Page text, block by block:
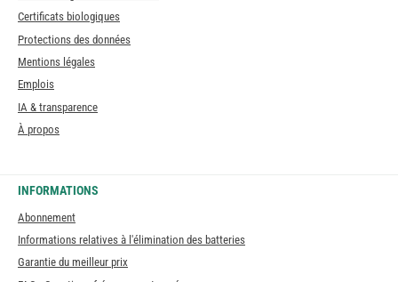
Certificats biologiques
Protections des données
Mentions légales
Emplois
IA & transparence
À propos
INFORMATIONS
Abonnement
Informations relatives à l'élimination des batteries
Garantie du meilleur prix